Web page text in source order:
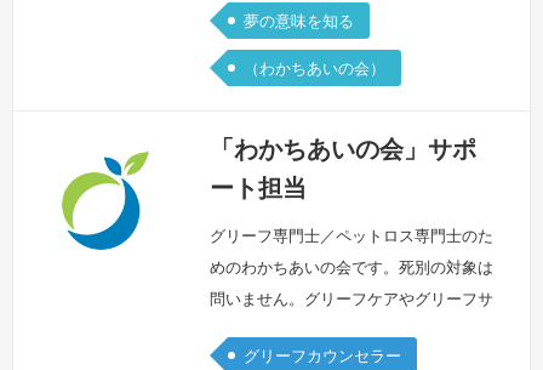
夢の意味を知る
（わかちあいの会）
「わかちあいの会」サポ
ート担当
グリーフ専門士／ペットロス専門士のた
めのわかちあいの会です。死別の対象は
問いません。グリーフケアやグリーフサ
なくご参加いただけます。どなたかの哀
グリーフカウンセラー